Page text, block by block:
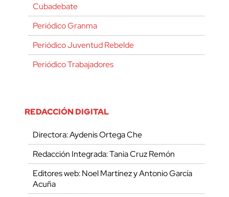
Cubadebate
Periódico Granma
Periódico Juventud Rebelde
Periódico Trabajadores
REDACCIÓN DIGITAL
Directora: Aydenis Ortega Che
Redacción Integrada: Tania Cruz Remón
Editores web: Noel Martínez y Antonio García
Acuña